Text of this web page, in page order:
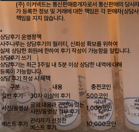
(주) 이커넥트는 통신판매중개자로서 통신판매의 당사
가 등록한 정보 및 거래에 대한 책임은 각 판매자(상담
책임을 지지 않습니다.
상담후기 운영정책
사주나루는 상담후기의 퀄리티, 신뢰성 확보를 위하여
실제 상담한 회원에 한하여 후기 작성이 가능함을 알립니다.
상담후기 쓰기
상담후기는 최근 1주일 내 5분 이상 상담한 내역에 대해
등록이 가능합니다.
상담 후기 작성 시 혜택
구분
내용
충전코인
일반 후기
30자 이상의 후기
500코인
사진/동영상 글의 내용과 관련이 있는
사진/동영상 첨부 후기
1,000코인
베스트 후기
관리자가 선정한
베스트 후기
10,000코인